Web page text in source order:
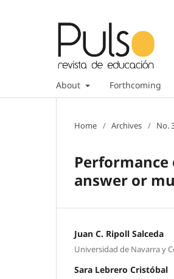
About Forthcoming
Home / Archives / No.
answer or
Juan C. Ripoll Salceda
Universidad de Navarra y
Sara Lebrero Cristóbal